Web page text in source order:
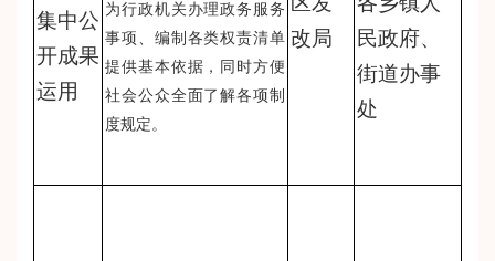
集中公
开成果
运用
为行政机关办理政务服务
事项、编制各类权责清单
提供基本依据，同时方便
社会公众全面了解各项制
度规定。
改局
民政府、
街道办事
处